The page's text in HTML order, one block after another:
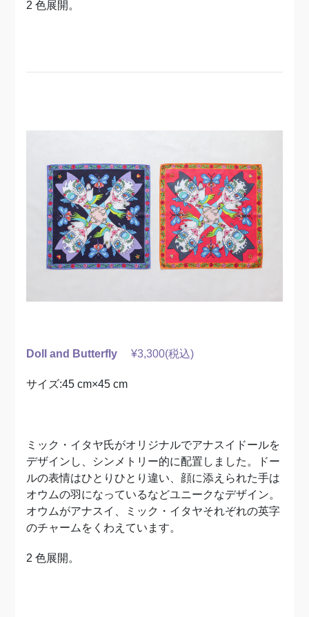
2 色展開。
Doll and Butterfly ¥3,300(税込)
サイズ:45 cm×45 cm
ミック・イタヤ氏がオリジナルでアナスイドールを
デザインし、シンメトリー的に配置しました。ドー
ルの表情はひとりひとり違い、顔に添えられた手は
オウムの羽になっているなどユニークなデザイン。
オウムがアナスイ、ミック・イタヤそれぞれの英字
のチャームをくわえています。
2 色展開。